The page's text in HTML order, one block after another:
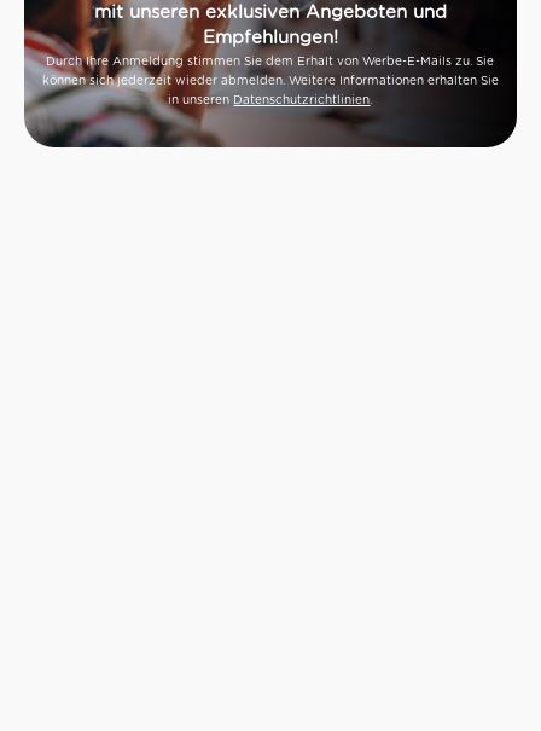
mit unseren exklusiven Angeboten und
Empfehlungen!
Durch Ihre Anmeldung stimmen Sie dem Erhalt von Werbe-E-Mails zu. Sie
können sich jederzeit wieder abmelden. Weitere Informationen erhalten Sie
in unseren Datenschutzrichtlinien